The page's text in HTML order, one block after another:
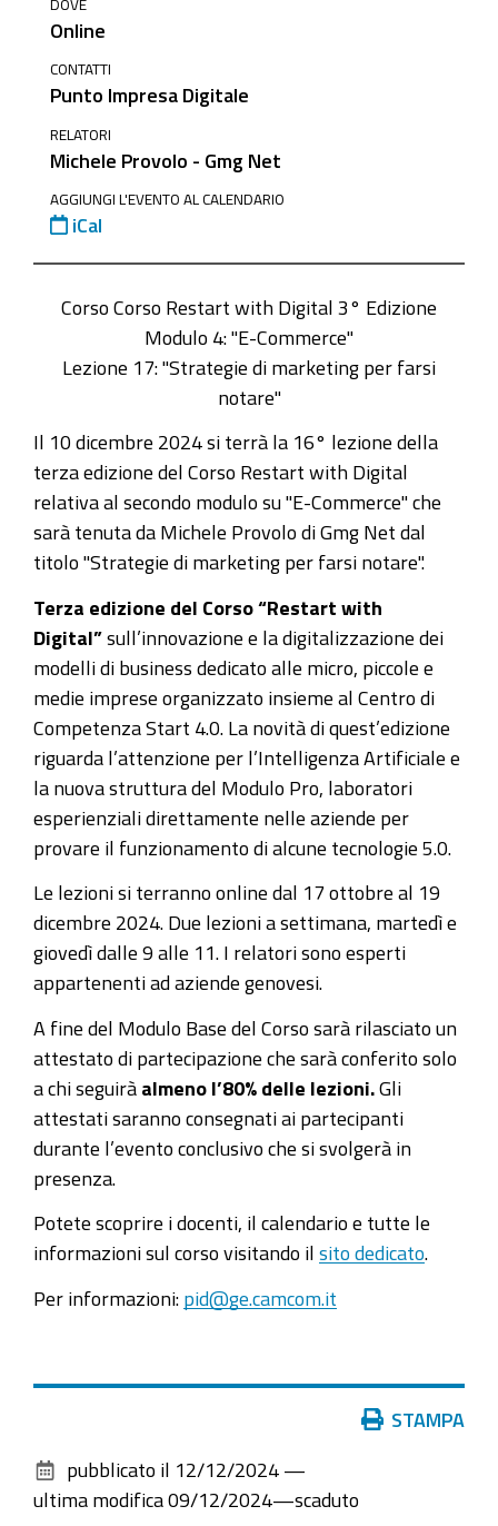
2024-
corso-
restart-
with-
digital-
lezione-
17
12
dicembre
Restart
Digital
-
17°
Lezione
2024-
12-
12T09:00:00+01:00
2024-
12-
12T11:00:00+01:00
Corso
Corso
Restart
with
Digital
3°
Edizione
Modulo
"E-
Commerce"
Lezione
17:
"Strategie
di
marketing
per
notare"
DOVE
Online
CONTATTI
Punto Impresa Digitale
RELATORI
Michele Provolo - Gmg Net
AGGIUNGI L'EVENTO AL CALENDARIO
iCal
Corso Corso Restart with Digital 3° Edizione
Modulo 4: "E-Commerce"
Lezione 17: "Strategie di marketing per farsi
notare"
Il 10 dicembre 2024 si terrà la 16° lezione della
terza edizione del Corso Restart with Digital
relativa al secondo modulo su "E-Commerce" che
sarà tenuta da Michele Provolo di Gmg Net dal
titolo "Strategie di marketing per farsi notare".
Terza edizione del Corso “Restart with
Digital” sull’innovazione e la digitalizzazione dei
modelli di business dedicato alle micro, piccole e
medie imprese organizzato insieme al Centro di
Competenza Start 4.0. La novità di quest’edizione
riguarda l’attenzione per l’Intelligenza Artificiale e
la nuova struttura del Modulo Pro, laboratori
esperienziali direttamente nelle aziende per
provare il funzionamento di alcune tecnologie 5.0.
Le lezioni si terranno online dal 17 ottobre al 19
dicembre 2024. Due lezioni a settimana, martedì e
giovedì dalle 9 alle 11. I relatori sono esperti
appartenenti ad aziende genovesi.
A fine del Modulo Base del Corso sarà rilasciato un
attestato di partecipazione che sarà conferito solo
a chi seguirà almeno l’80% delle lezioni. Gli
attestati saranno consegnati ai partecipanti
durante l’evento conclusivo che si svolgerà in
presenza.
Potete scoprire i docenti, il calendario e tutte le
informazioni sul corso visitando il sito dedicato
Per informazioni: pid@ge.camcom.it
documento
STAMPA
pubblicato il 12/12/2024 —
ultima modifica 09/12/2024—scaduto